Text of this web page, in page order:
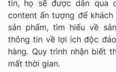
tin, họ sẽ được dẫn qua
content ấn tượng để
sản phẩm, tìm hiểu về
thông tin về lợi ích độc
hàng. Quy trình nhận biết
mất thời gian.